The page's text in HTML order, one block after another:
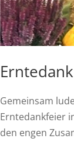
Gemeinsam
Erntedankfeier
den engen